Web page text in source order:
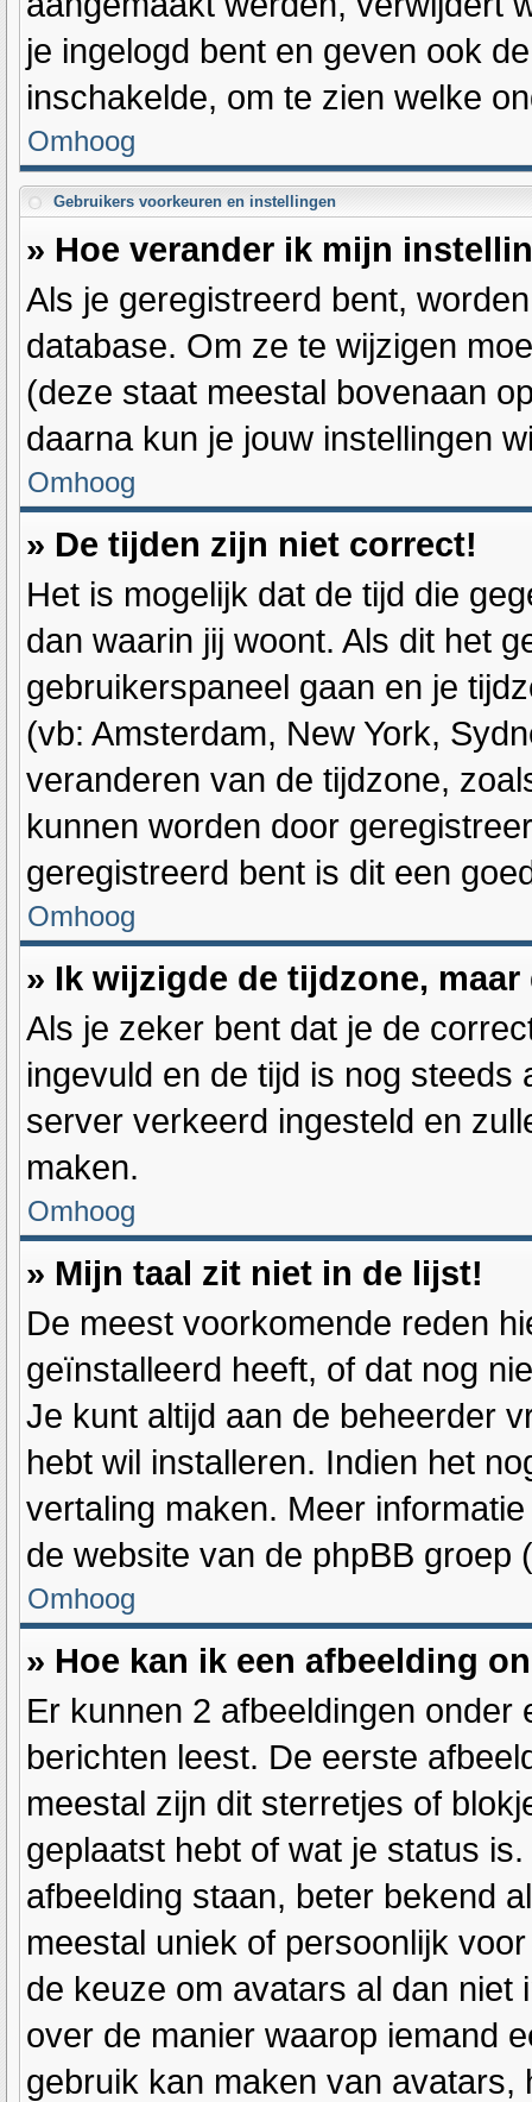
je ingelogd bent en geven ook
inschakelde, om te zien welke
Omhoog
Gebruikers voorkeuren en instellingen
» Hoe verander ik mijn
Als je geregistreerd bent,
database. Om ze te wijzigen
(deze staat meestal bovenaan
daarna kun je jouw instellingen
Omhoog
» De tijden zijn niet correct!
Het is mogelijk dat de tijd die
dan waarin jij woont. Als dit het
gebruikerspaneel gaan en je
(vb: Amsterdam, New York,
veranderen van de tijdzone,
kunnen worden door
geregistreerd bent is dit een
Omhoog
» Ik wijzigde de tijdzone,
Als je zeker bent dat je de
ingevuld en de tijd is nog
server verkeerd ingesteld en
maken.
Omhoog
» Mijn taal zit niet in de lijst!
De meest voorkomende reden
geïnstalleerd heeft, of dat nog
Je kunt altijd aan de beheerder
hebt wil installeren. Indien het
vertaling maken. Meer
de website van de phpBB groep
Omhoog
» Hoe kan ik een afbeelding
Er kunnen 2 afbeeldingen
berichten leest. De eerste
meestal zijn dit sterretjes of
geplaatst hebt of wat je status
afbeelding staan, beter bekend
meestal uniek of persoonlijk
de keuze om avatars al dan niet
over de manier waarop iemand
gebruik kan maken van